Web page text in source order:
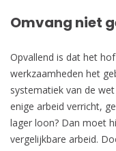
Omvang niet
Opvallend is dat het
werkzaamheden het
systematiek van de
enige arbeid verricht,
lager loon? Dan moet
vergelijkbare arbeid.